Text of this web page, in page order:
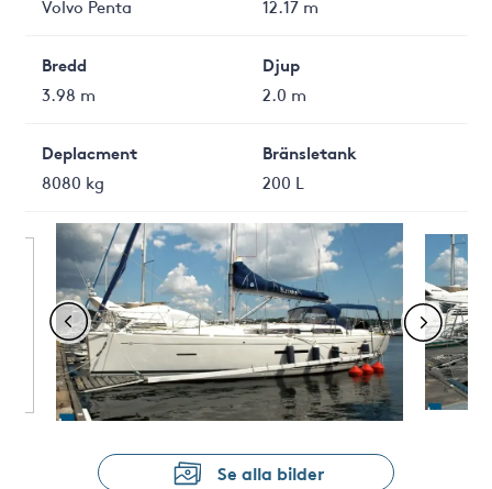
Volvo Penta 12.17 m
Bredd
3.98 m
Djup
2.0 m
Deplacment
8080 kg
Bränsletank
200 L
Se alla bilder